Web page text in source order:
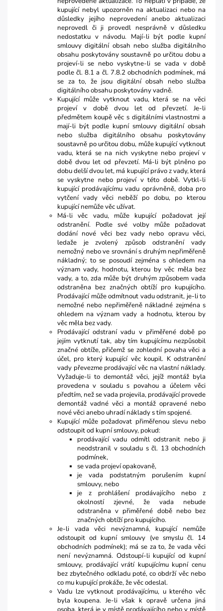
kupující nebyl upozorněn na aktualizaci nebo na
důsledky jejího neprovedení anebo aktualizaci
neprovedl či ji provedl nesprávně v důsledku
nedostatku v návodu. Mají-li být podle kupní
smlouvy digitální obsah nebo služba digitálního
obsahu poskytovány soustavně po určitou dobu a
projeví-li se nebo vyskytne-li se vada v době
podle čl. 8.1 a čl. 7.8.2 obchodních podmínek, má
se za to, že jsou digitální obsah nebo služba
digitálního obsahu poskytovány vadně.
Kupující může vytknout vadu, která se na věci
projeví v době dvou let od převzetí. Je-li
předmětem koupě věc s digitálními vlastnostmi a
mají-li být podle kupní smlouvy digitální obsah
nebo služba digitálního obsahu poskytovány
soustavně po určitou dobu, může kupující vytknout
vadu, která se na nich vyskytne nebo projeví v
době dvou let od převzetí. Má-li být plněno po
dobu delší dvou let, má kupující právo z vady, která
se vyskytne nebo projeví v této době. Vytkl-li
kupující prodávajícímu vadu oprávněně, doba pro
vytčení vady věci neběží po dobu, po kterou
kupující nemůže věc užívat.
Má-li věc vadu, může kupující požadovat její
odstranění. Podle své volby může požadovat
dodání nové věci bez vady nebo opravu věci,
ledaže je zvolený způsob odstranění vady
nemožný nebo ve srovnání s druhým nepřiměřeně
nákladný; to se posoudí zejména s ohledem na
význam vady, hodnotu, kterou by věc měla bez
vady, a to, zda může být druhým způsobem vada
odstraněna bez značných obtíží pro kupujícího.
Prodávající může odmítnout vadu odstranit, je-li to
nemožné nebo nepřiměřeně nákladné zejména s
ohledem na význam vady a hodnotu, kterou by
věc měla bez vady.
Prodávající odstraní vadu v přiměřené době po
jejím vytknutí tak, aby tím kupujícímu nezpůsobil
značné obtíže, přičemž se zohlední povaha věci a
účel, pro který kupující věc koupil. K odstranění
vady převezme prodávající věc na vlastní náklady.
Vyžaduje-li to demontáž věci, jejíž montáž byla
provedena v souladu s povahou a účelem věci
předtím, než se vada projevila, prodávající provede
demontáž vadné věci a montáž opravené nebo
nové věci anebo uhradí náklady s tím spojené.
Kupující může požadovat přiměřenou slevu nebo
odstoupit od kupní smlouvy, pokud:
prodávající vadu odmítl odstranit nebo ji
neodstranil v souladu s čl. 13 obchodních
podmínek,
se vada projeví opakovaně,
je vada podstatným porušením kupní
smlouvy, nebo
je z prohlášení prodávajícího nebo z
okolností zjevné, že vada nebude
odstraněna v přiměřené době nebo bez
značných obtíží pro kupujícího.
Je-li vada věci nevýznamná, kupující nemůže
odstoupit od kupní smlouvy (ve smyslu čl. 14
obchodních podmínek); má se za to, že vada věci
není nevýznamná. Odstoupí-li kupující od kupní
smlouvy, prodávající vrátí kupujícímu kupní cenu
bez zbytečného odkladu poté, co obdrží věc nebo
co mu kupující prokáže, že věc odeslal.
Vadu lze vytknout prodávajícímu, u kterého věc
byla koupena. Je-li však k opravě určena jiná